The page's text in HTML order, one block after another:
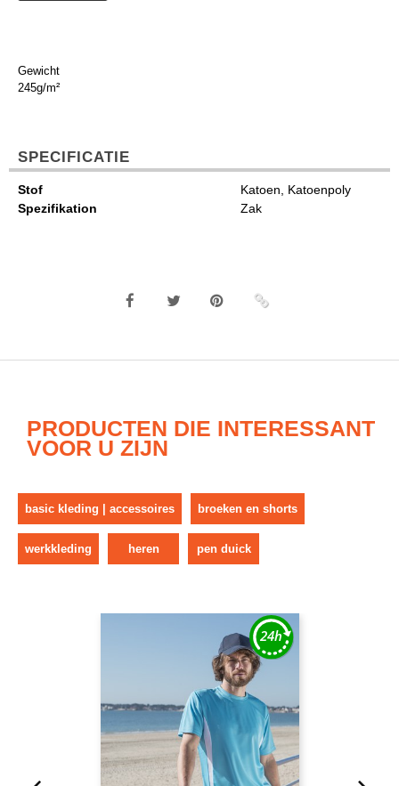
Gewicht
245g/m²
SPECIFICATIE
Stof
Katoen, Katoenpoly
Spezifikation
Zak
PRODUCTEN DIE INTERESSANT
VOOR U ZIJN
basic kleding | accessoires broeken en shorts
werkkleding heren pen duick